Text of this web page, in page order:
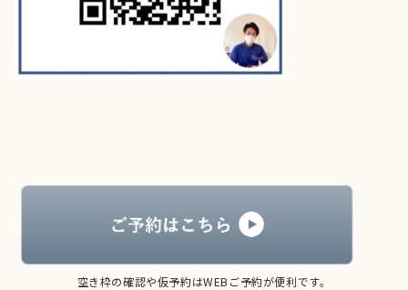
空き枠の確認や仮予約はWEBご予約が便利です。